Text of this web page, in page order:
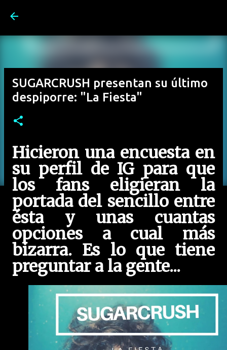
SUGARCRUSH presentan su último
despiporre: "La Fiesta"
Hicieron una encuesta en
su perfil de IG para que
los fans eligieran la
portada del sencillo entre
ésta y unas cuantas
opciones a cual más
bizarra. Es lo que tiene
preguntar a la gente...